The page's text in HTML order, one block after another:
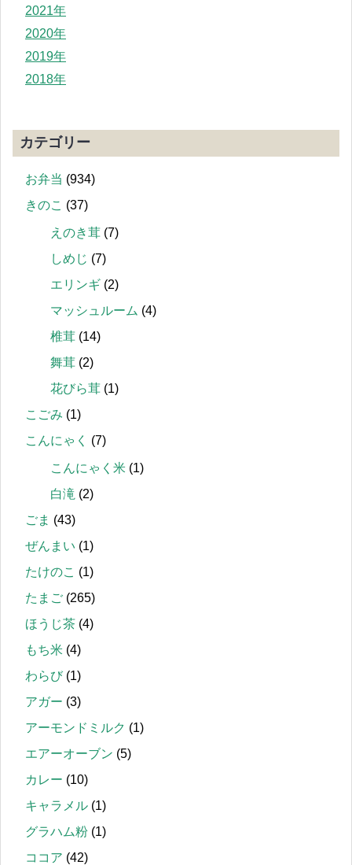
2021年
2020年
2019年
2018年
カテゴリー
お弁当 (934)
きのこ (37)
えのき茸 (7)
しめじ (7)
エリンギ (2)
マッシュルーム (4)
椎茸 (14)
舞茸 (2)
花びら茸 (1)
こごみ (1)
こんにゃく
(7)
こんにゃく米 (1)
白滝 (2)
ごま (43)
ぜんまい (1)
たけのこ (1)
たまご (265)
ほうじ茶 (4)
もち米 (4)
わらび(1)
アガー (3)
アーモンドミルク (1)
エアーオーブン (5)
カレー (10)
キャラメル (1)
グラハム粉 (1)
ココア (42)